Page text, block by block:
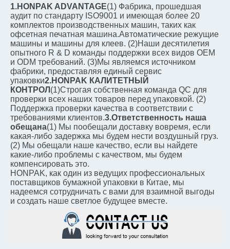
1.HONPAK ADVANTAGE(1) Фабрика, прошедшая
аудит по стандарту ISO9001 и имеющая более 20
комплектов производственных машин, таких как
офсетная печатная машина.Автоматические режущие
машины и машины для клеев. (2)Наши десятилетия
опытного R & D команды поддержки всех видов OEM
и ODM требований. (3)Мы являемся источником
фабрики, предоставляя единый сервис
упаковки2.HONPAK КАЛИТЕТНЫЙ
КОНТРОЛ (1)Строгая собственная команда QC для
проверки всех наших товаров перед упаковкой. (2)
Поддержка проверки качества в соответствии с
требованиями клиентов.3.Ответственность наша
обещана(1) Мы пообещали доставку вовремя, если
какая-либо задержка мы будем нести воздушный груз.
(2) Мы обещали наше качество, если вы найдете
какие-либо проблемы с качеством, мы будем
компенсировать это.
HONPAK, как один из ведущих профессиональных
поставщиков бумажной упаковки в Китае, мы
надеемся сотрудничать с вами для взаимной выгоды
и создать наше светлое будущее вместе.